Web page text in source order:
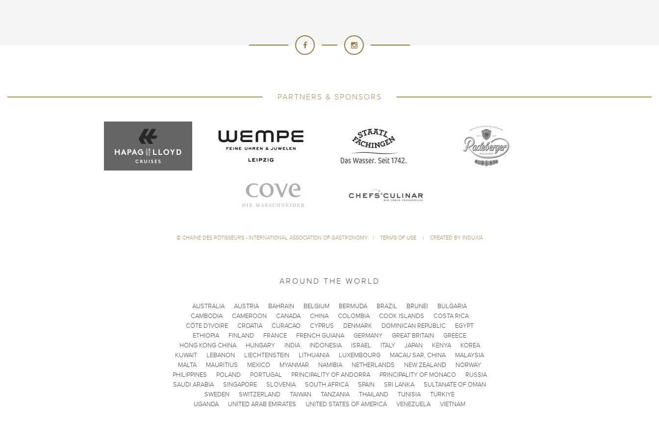
PARTNERS & SPONSORS
© CHAÎNE DES RÔTISSEURS - INTERNATIONAL ASSOCIATION OF GASTRONOMY | TERMS OF USE | CREATED BY INDUXIA
AROUND THE WORLD
AUSTRALIA AUSTRIA BAHRAIN BELGIUM BERMUDA BRAZIL BRUNEI
BULGARIA
CAMBODIA
CAMEROON CANADA CHINA COLOMBIA COOK ISLANDS
COSTA RICA
CÔTE D'IVOIRE
CROATIA CURACAO CYPRUS DENMARK DOMINICAN REPUBLIC
EGYPT
ETHIOPIA
FINLAND FRANCE FRENCH GUIANA GERMANY GREAT BRITAIN
GREECE
HONG KONG CHINA
HUNGARY INDIA INDONESIA ISRAEL ITALY JAPAN KENYA
KOREA
KUWAIT
LEBANON LIECHTENSTEIN LITHUANIA LUXEMBOURG MACAU SAR, CHINA
MALAYSIA
MALTA
MAURITIUS MEXICO MYANMAR NAMIBIA NETHERLANDS NEW ZEALAND
NORWAY
PHILIPPINES
POLAND PORTUGAL PRINCIPALITY OF ANDORRA PRINCIPALITY OF MONACO
RUSSIA
SAUDI ARABIA
SINGAPORE SLOVENIA SOUTH AFRICA SPAIN SRI LANKA
SULTANATE OF OMAN
SWEDEN
SWITZERLAND TAIWAN TANZANIA THAILAND TUNISIA
TÜRKIYE
UGANDA
UNITED ARAB EMIRATES UNITED STATES OF AMERICA VENEZUELA VIETNAM